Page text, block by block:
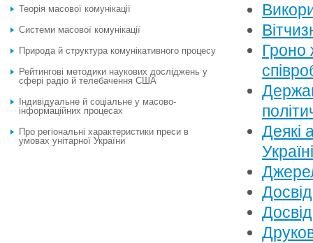
Гроно
Деякі
Україні
Теорія масової комунікації
Системи масової комунікації
Природа й структура комунікативного процесу
Рейтингові методики наукових досліджень у
сфері радіо й телебачення США
Індивідуальне й соціальне у масово-
інформаційних процесах
Про регіональні характеристики преси в
умовах унітарної України